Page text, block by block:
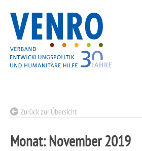
content
Zurück zur Übersicht
Monat:November 2019